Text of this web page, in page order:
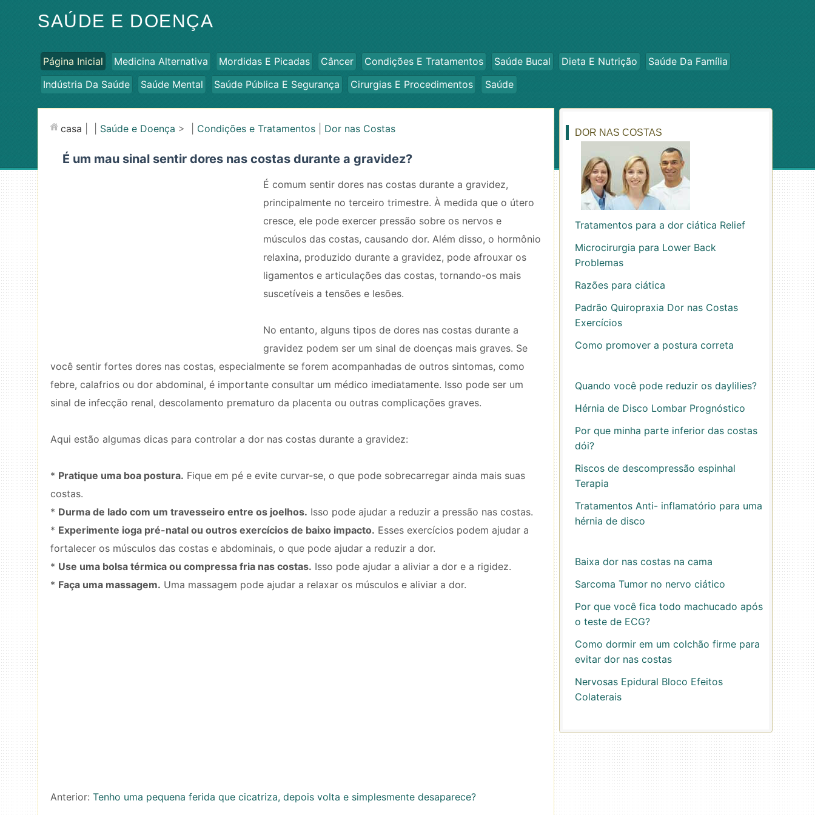
SAÚDE E DOENÇA
Página Inicial Medicina Alternativa Mordidas E Picadas Câncer Condições E Tratamentos Saúde Bucal Dieta E Nutrição
Saúde Da Família
Indústria Da Saúde
Saúde Mental Saúde Pública E Segurança Cirurgias E Procedimentos Saúde
casa Saúde e Doença > | Condições e Tratamentos Dor nas Costas
É um mau sinal sentir dores nas costas durante a gravidez?
É comum sentir dores nas costas durante a gravidez,
principalmente no terceiro trimestre. À medida que o útero
cresce, ele pode exercer pressão sobre os nervos e
músculos das costas, causando dor. Além disso, o hormônio
relaxina, produzido durante a gravidez, pode afrouxar os
ligamentos e articulações das costas, tornando-os mais
suscetíveis a tensões e lesões.
No entanto, alguns tipos de dores nas costas durante a
gravidez podem ser um sinal de doenças mais graves. Se
você sentir fortes dores nas costas, especialmente se forem acompanhadas de outros sintomas, como
febre, calafrios ou dor abdominal, é importante consultar um médico imediatamente. Isso pode ser um
sinal de infecção renal, descolamento prematuro da placenta ou outras complicações graves.
Aqui estão algumas dicas para controlar a dor nas costas durante a gravidez:
* Pratique uma boa postura. Fique em pé e evite curvar-se, o que pode sobrecarregar ainda mais suas
costas.
* Durma de lado com um travesseiro entre os joelhos. Isso pode ajudar a reduzir a pressão nas costas.
* Experimente ioga pré-natal ou outros exercícios de baixo impacto. Esses exercícios podem ajudar a
fortalecer os músculos das costas e abdominais, o que pode ajudar a reduzir a dor.
* Use uma bolsa térmica ou compressa fria nas costas. Isso pode ajudar a aliviar a dor e a rigidez.
* Faça uma massagem. Uma massagem pode ajudar a relaxar os músculos e aliviar a dor.
Anterior: Tenho uma pequena ferida que cicatriza, depois volta e simplesmente desaparece?
DOR NAS COSTAS
Tratamentos para a dor ciática Relief
Microcirurgia para Lower Back
Problemas
Razões para ciática
Padrão Quiropraxia Dor nas Costas
Exercícios
Como promover a postura correta
Quando você pode reduzir os daylilies?
Hérnia de Disco Lombar Prognóstico
Por que minha parte inferior das costas
dói?
Riscos de descompressão espinhal
Terapia
Tratamentos Anti- inflamatório para uma
hérnia de disco
Baixa dor nas costas na cama
Sarcoma Tumor no nervo ciático
Por que você fica todo machucado após
o teste de ECG?
Como dormir em um colchão firme para
evitar dor nas costas
Nervosas Epidural Bloco Efeitos
Colaterais